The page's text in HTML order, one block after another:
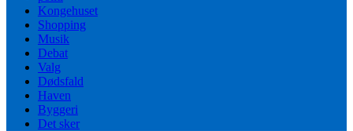
Kongehuset
Shopping
Musik
Debat
Valg
Dødsfald
Haven
Byggeri
Det sker